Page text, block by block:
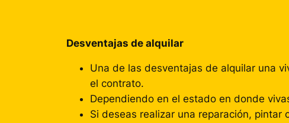
Desventajas de alquilar
Una de las desventajas de alquilar una
el contrato.
Dependiendo en el estado en donde
Si deseas realizar una reparación,